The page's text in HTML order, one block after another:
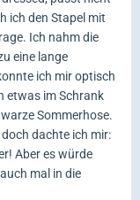
ich den Stapel mit
Ich nahm die
eine lange
ich mir optisch
etwas im Schrank
Sommerhose.
dachte ich mir:
Aber es würde
mal in die